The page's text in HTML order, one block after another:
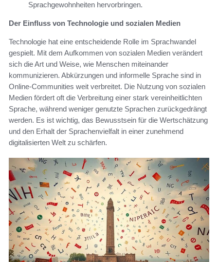
Sprachgewohnheiten hervorbringen.
Der Einfluss von Technologie und sozialen Medien
Technologie hat eine entscheidende Rolle im Sprachwandel
gespielt. Mit dem Aufkommen von sozialen Medien verändert
sich die Art und Weise, wie Menschen miteinander
kommunizieren. Abkürzungen und informelle Sprache sind in
Online-Communities weit verbreitet. Die Nutzung von sozialen
Medien fördert oft die Verbreitung einer stark vereinheitlichten
Sprache, während weniger genutzte Sprachen zurückgedrängt
werden. Es ist wichtig, das Bewusstsein für die Wertschätzung
und den Erhalt der Sprachenvielfalt in einer zunehmend
digitalisierten Welt zu schärfen.